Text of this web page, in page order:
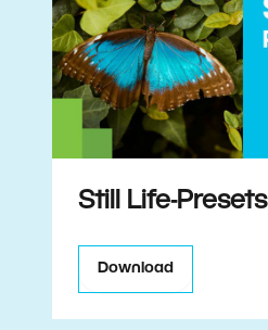
Still Life-Presets
Download